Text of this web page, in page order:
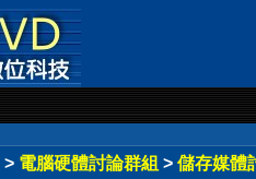
> 電腦硬體討論群組 > 儲存媒體